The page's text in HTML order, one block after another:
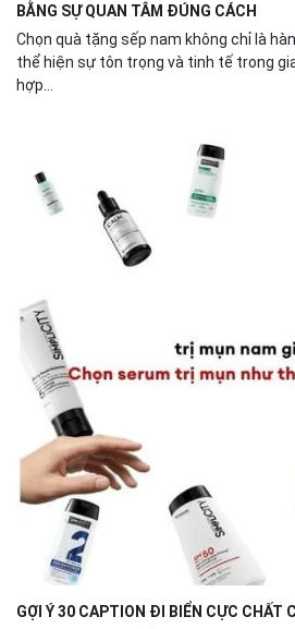
BẰNG SỰ QUAN TÂM ĐÚNG CÁCH
Chọn quà tặng sếp nam không chỉ là
thể hiện sự tôn trọng và tinh tế trong
hợp...
GỢI Ý 30 CAPTION ĐI BIỂN CỰC CHẤT